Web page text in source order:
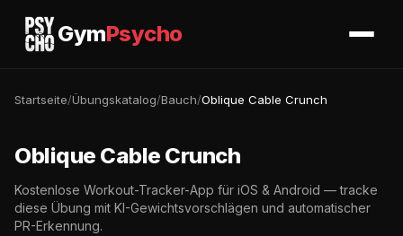
GymPsycho
Startseite/Übungskatalog/Bauch/Oblique Cable Crunch
Oblique Cable Crunch
Kostenlose Workout-Tracker-App für iOS & Android — tracke
diese Übung mit KI-Gewichtsvorschlägen und automatischer
PR-Erkennung.